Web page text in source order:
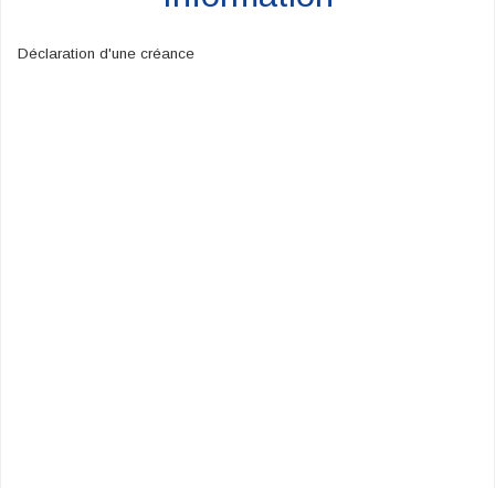
Déclaration d'une créance